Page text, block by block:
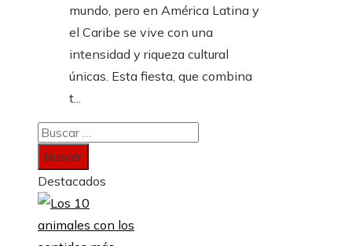
mundo, pero en América Latina y
el Caribe se vive con una
intensidad y riqueza cultural
únicas. Esta fiesta, que combina
t...
Buscar:
Destacados